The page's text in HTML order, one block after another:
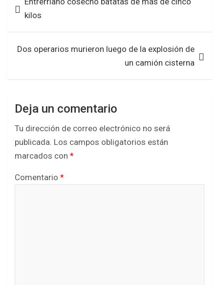
o
o
k
A
p
de
kilos
Dos operarios murieron luego de la explosión de
un camión cisterna
Deja un comentario
Tu dirección de correo electrónico no será
publicada. Los campos obligatorios están
marcados con *
Comentario *